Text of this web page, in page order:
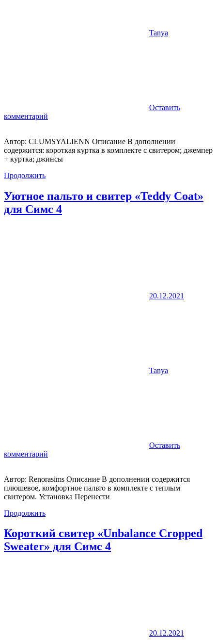
Tanya
Оставить
комментарий
Автор: CLUMSYALIENN Описание В дополнении
содержится: короткая куртка в комплекте с свитером; джемпер
+ куртка; джинсы
Продолжить
Уютное пальто и свитер «Teddy Coat»
для Симс 4
20.12.2021
Tanya
Оставить
комментарий
Автор: Renorasims Описание В дополнении содержится
плюшевое, комфортное пальто в комплекте с теплым
свитером. Установка Перенести
Продолжить
Короткий свитер «Unbalance Cropped
Sweater» для Симс 4
20.12.2021